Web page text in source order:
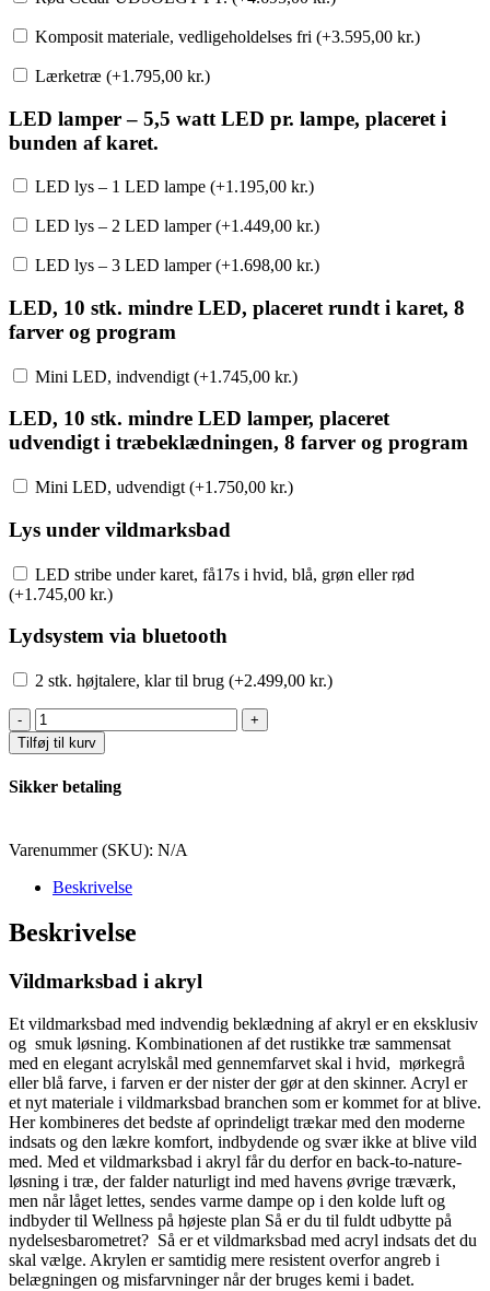
Komposit materiale, vedligeholdelses fri (+3.595,00 kr.)
Lærketræ (+1.795,00 kr.)
LED lamper – 5,5 watt LED pr. lampe, placeret i
bunden af karet.
LED lys – 1 LED lampe (+1.195,00 kr.)
LED lys – 2 LED lamper (+1.449,00 kr.)
LED lys – 3 LED lamper (+1.698,00 kr.)
LED, 10 stk. mindre LED, placeret rundt i karet, 8
farver og program
Mini LED, indvendigt (+1.745,00 kr.)
LED, 10 stk. mindre LED lamper, placeret
udvendigt i træbeklædningen, 8 farver og program
Mini LED, udvendigt (+1.750,00 kr.)
Lys under vildmarksbad
LED stribe under karet, få17s i hvid, blå, grøn eller rød
(+1.745,00 kr.)
Lydsystem via bluetooth
2 stk. højtalere, klar til brug (+2.499,00 kr.)
Akryl
med
integreret
200
mål
Tilføj til kurv
Sikker betaling
Varenummer (SKU): N/A
Beskrivelse
Beskrivelse
Vildmarksbad i akryl
Et vildmarksbad med indvendig beklædning af akryl er en eksklusiv
og smuk løsning. Kombinationen af det rustikke træ sammensat
med en elegant acrylskål med gennemfarvet skal i hvid, mørkegrå
eller blå farve, i farven er der nister der gør at den skinner. Acryl er
et nyt materiale i vildmarksbad branchen som er kommet for at blive.
Her kombineres det bedste af oprindeligt trækar med den moderne
indsats og den lækre komfort, indbydende og svær ikke at blive vild
med. Med et vildmarksbad i akryl får du derfor en back-to-nature-
løsning i træ, der falder naturligt ind med havens øvrige træværk,
men når låget lettes, sendes varme dampe op i den kolde luft og
indbyder til Wellness på højeste plan Så er du til fuldt udbytte på
nydelsesbarometret? Så er et vildmarksbad med acryl indsats det du
skal vælge. Akrylen er samtidig mere resistent overfor angreb i
belægningen og misfarvninger når der bruges kemi i badet.